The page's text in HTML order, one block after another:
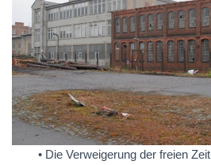
• Die Verweigerung der freien Zeit